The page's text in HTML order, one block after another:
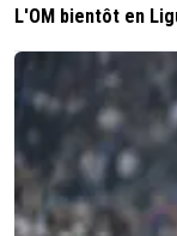
L'OM bientôt en